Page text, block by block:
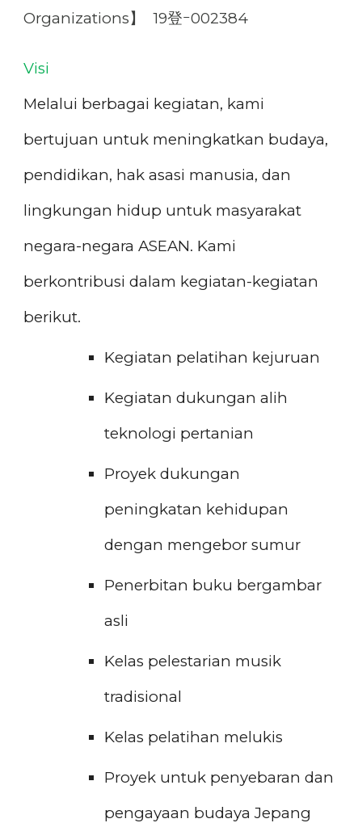
Organizations】
19登ｰ002384
Visi
Melalui berbagai kegiatan, kami
bertujuan untuk meningkatkan budaya,
pendidikan, hak asasi manusia, dan
lingkungan hidup untuk masyarakat
negara-negara ASEAN. Kami
berkontribusi dalam kegiatan-kegiatan
berikut.
Kegiatan pelatihan kejuruan
Kegiatan dukungan alih
teknologi pertanian
Proyek dukungan
peningkatan kehidupan
dengan mengebor sumur
Penerbitan buku bergambar
asli
Kelas pelestarian musik
tradisional
Kelas pelatihan melukis
Proyek untuk penyebaran dan
pengayaan budaya Jepang